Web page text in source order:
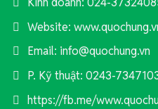
Website:
Email: info@quochung.vn
P. Kỹ thuật: 0243-
https://fb.me/